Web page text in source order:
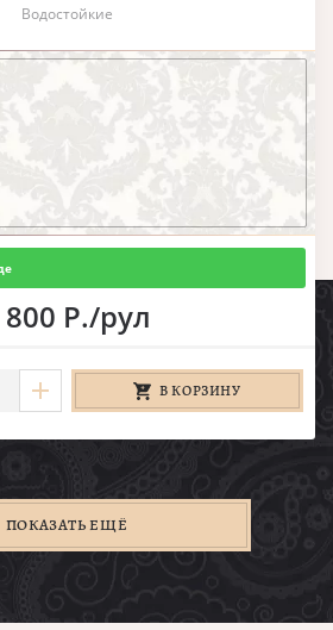
Водостойкие
800 Р./рул
В КОРЗИНУ
ПОКАЗАТЬ ЕЩЁ